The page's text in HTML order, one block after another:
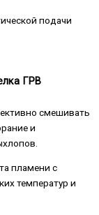
подачи
ГРВ
смешивать
и
пламени с
температур и